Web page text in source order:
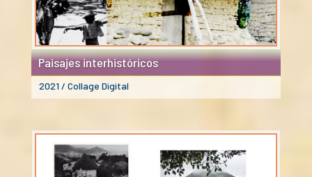
Paisajes interhistóricos
2021 / Collage Digital